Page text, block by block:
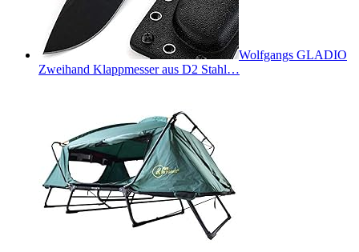
Wolfgangs GLADIO
Zweihand Klappmesser aus D2 Stahl…